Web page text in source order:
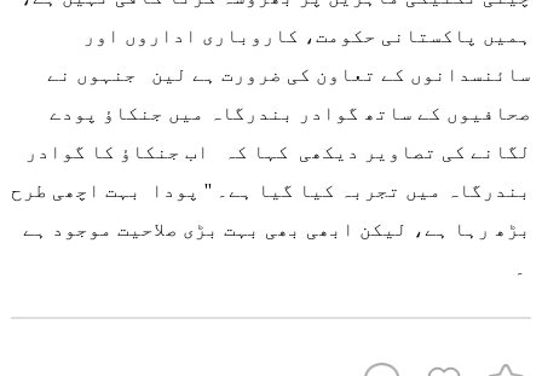
ہمیں پاکستانی حکومت، کاروباری اداروں اور
سائنسدانوں کے تعاون کی ضرورت ہے لین جنہوں نے
صحافیوں کے ساتھ گوادر بندرگاہ میں جنکاؤ پودے
لگانے کی تصاویر دیکھی کہا کہ اب جنکاؤ کا گوادر
بندرگاہ میں تجربہ کیا گیا ہے۔ '' پودا بہت اچھی طرح
بڑھ رہا ہے، لیکن ابھی بھی بہت بڑی صلاحیت موجود ہے